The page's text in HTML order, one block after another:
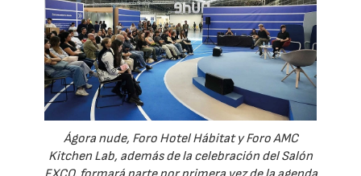
Ágora nude, Foro Hotel Hábitat y Foro AMC
Kitchen Lab, además de la celebración del Salón